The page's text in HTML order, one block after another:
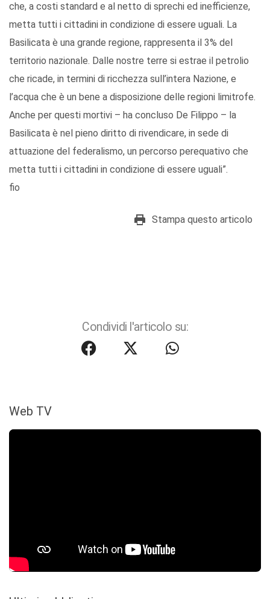
che, a costi standard e al netto di sprechi ed inefficienze,
metta tutti i cittadini in condizione di essere uguali. La
Basilicata è una grande regione, rappresenta il 3% del
territorio nazionale. Dalle nostre terre si estrae il petrolio
che ricade, in termini di ricchezza sull’intera Nazione, e
l’acqua che è un bene a disposizione delle regioni limitrofe.
Anche per questi mortivi – ha concluso De Filippo – la
Basilicata è nel pieno diritto di rivendicare, in sede di
attuazione del federalismo, un percorso perequativo che
metta tutti i cittadini in condizione di essere uguali”.
fio
Stampa questo articolo
Condividi l'articolo su:
Web TV